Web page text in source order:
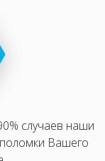
случаев наши
Вашего